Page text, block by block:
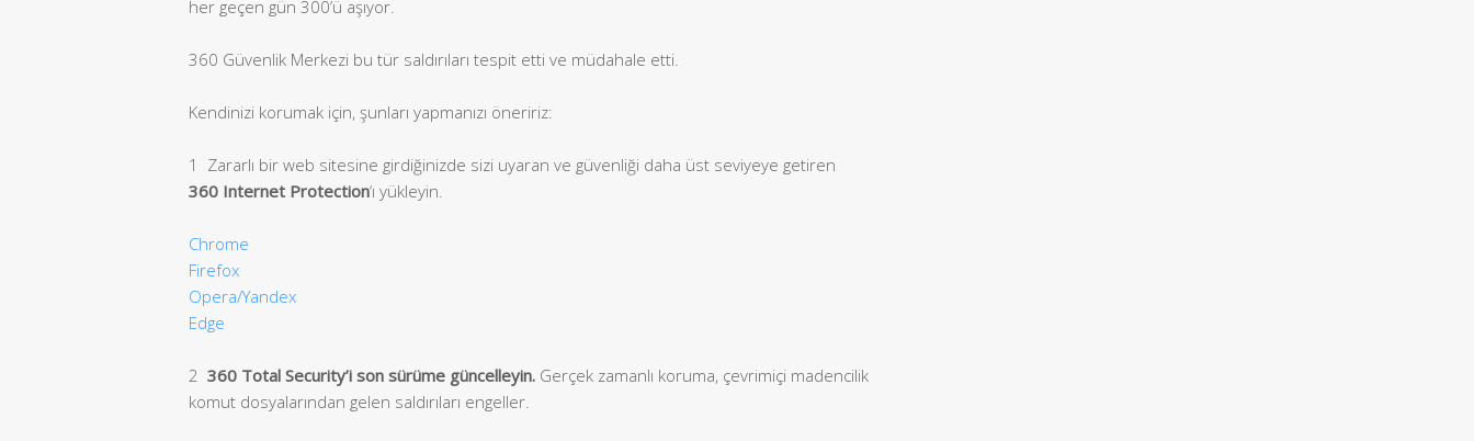
her geçen gün 300’ü aşıyor.
360 Güvenlik Merkezi bu tür saldırıları tespit etti ve müdahale etti.
Kendinizi korumak için, şunları yapmanızı öneririz:
1 Zararlı bir web sitesine girdiğinizde sizi uyaran ve güvenliği daha üst seviyeye getiren
360 Internet Protection‘ı yükleyin.
Chrome
Firefox
Opera/Yandex
Edge
2 360 Total Security’i son sürüme güncelleyin. Gerçek zamanlı koruma, çevrimiçi madencilik
komut dosyalarından gelen saldırıları engeller.